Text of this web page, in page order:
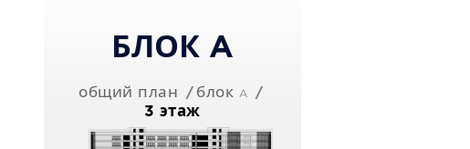
БЛОК A
общий план блок a
3 этаж
Copyright © 2026 Imperio. Proudly developed by